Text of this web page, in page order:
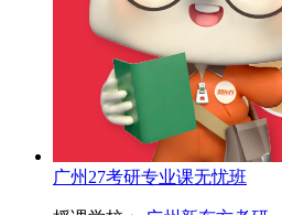
广州27考研专业课无忧班